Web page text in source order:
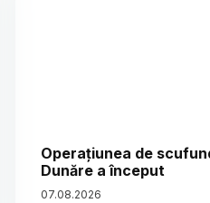
Operațiunea de
Dunăre a început
07.08.2026